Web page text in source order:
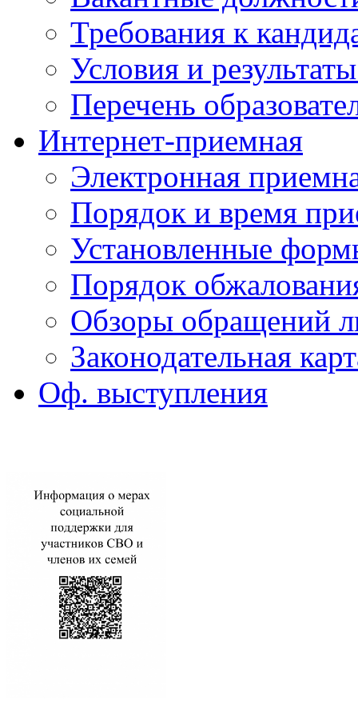
Требования к
Условия и
Перечень
Интернет-приемная
Электронная
Порядок и время
Установленные
Порядок
Обзоры обращений
Законодательная
Оф. выступления